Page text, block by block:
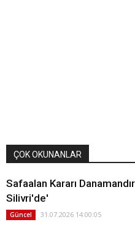
ÇOK OKUNANLAR
Safaalan Kararı
Silivri'de'
Güncel 31.07.2026 14:00:05